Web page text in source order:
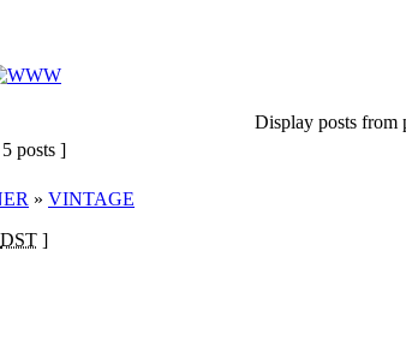
Display posts from
posts ]
» VINTAGE
DST ]